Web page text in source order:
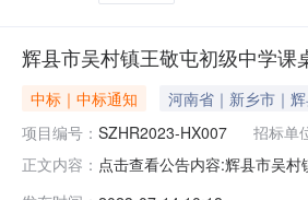
辉县市吴村镇王敬屯初级中学课
中标｜中标通知 河南省｜新乡市｜
项目编号： SZHR2023-HX007 招标单
正文内容： 点击查看公告内容:辉县市吴